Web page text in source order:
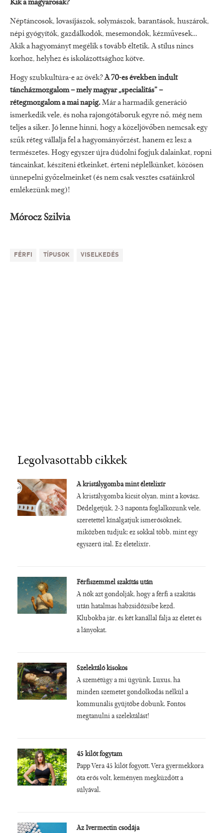
Kik a magyarosak?
Néptáncosok, lovasíjászok, solymászok, barantások, huszárok,
népi gyógyítók, gazdálkodók, mesemondók, kézművesek…
Akik a hagyományt megélik s tovább éltetik. A stílus nincs
korhoz, helyhez és iskolázottsághoz kötve.
Hogy szubkultúra-e az övék?A 70-es években indult
táncházmozgalom – mely magyar „specialitás” –
rétegmozgalom a mai napig.Már a harmadik generáció
ismerkedik vele, és noha rajongótáboruk egyre nő, még nem
teljes a siker. Jó lenne hinni, hogy a közeljövőben nemcsak egy
szűk réteg vállalja fel a hagyományőrzést, hanem ez lesz a
természetes. Hogy egyszer újra dúdolni fogjuk dalainkat, ropni
táncainkat, készíteni étkeinket, érteni néplelkünket, közösen
ünnepelni győzelmeinket (és nem csak vesztes csatáinkról
emlékezünk meg)!
Mórocz Szilvia
FÉRFI TÍPUSOK VISELKEDÉS
Legolvasottabb cikkek
A kristálygomba mint életelixír
A kristálygomba kicsit olyan, mint a kovász.
Dédelgetjük, 2-3 naponta foglalkozunk vele,
szeretettel kínálgatjuk ismerősöknek,
miközben tudjuk: ez sokkal több, mint egy
egyszerű ital. Ez életelixír.
Férfiszemmel szakítás után
A nők azt gondolják, hogy a férfi a szakítás
után hatalmas habzsidőzsibe kezd.
Klubokba jár, és két kanállal falja az életet és
a lányokat.
Szelektáló kisokos
A szemétügy a mi ügyünk. Luxus, ha
minden szemetet gondolkodás nélkül a
kommunális gyűjtőbe dobunk. Fontos
megtanulni a szelektálást!
45 kilót fogytam
Papp Vera 45 kilót fogyott. Vera gyermekkora
óta erős volt, keményen megküzdött a
súlyával.
Az Ivermectin csodája